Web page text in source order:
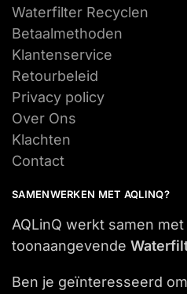
Waterfilter Recyclen
Betaalmethoden
Klantenservice
Retourbeleid
Privacy policy
Over Ons
Klachten
Contact
SAMENWERKEN MET AQLINQ?
AQLinQ werkt samen
toonaangevende
Ben je geïnteresseerd